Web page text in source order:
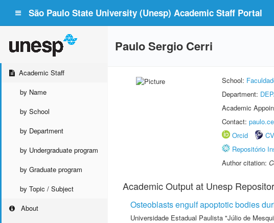
São Paulo State University (Unesp) Academic Staff Portal
Academic Staff
by Name
by School
by Department
by Undergraduate program
by Graduate program
by Topic / Subject
About
Paulo Sergio Cerri
School:
Department:
Academic
Contact:
Orcid
Repositório
Author citation:
Academic Output at Unesp
Osteoblasts engulf apoptotic bodies
Universidade Estadual Paulista "Júlio de